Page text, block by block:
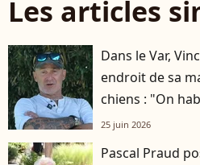
Les articles
Dans le Var,
endroit de sa
chiens : "On
25 juin 2026
Pascal Praud